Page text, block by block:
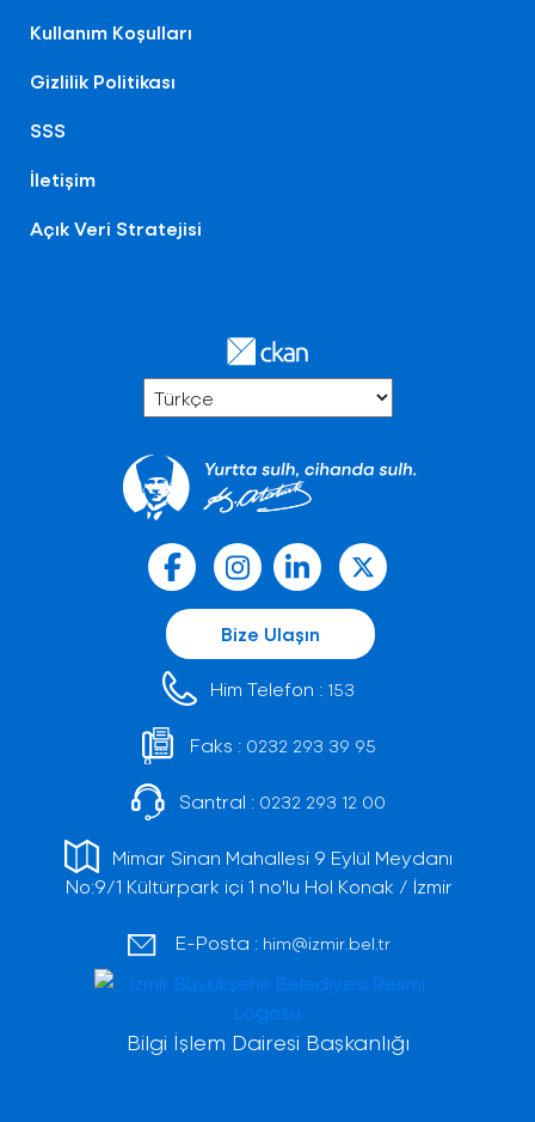
Kullanım Koşulları
Gizlilik Politikası
SSS
İletişim
Açık Veri Stratejisi
Bize Ulaşın
Him Telefon : 153
Faks : 0232 293 39 95
Santral : 0232 293 12 00
Mimar Sinan Mahallesi 9 Eylül Meydanı
No:9/1 Kültürpark içi 1 no'lu Hol Konak / İzmir
E-Posta : him@izmir.bel.tr
Bilgi İşlem Dairesi Başkanlığı